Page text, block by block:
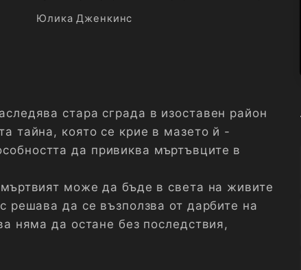
Юлика Дженкинс
стара сграда в изоставен район
тайна, която се крие в мазето й -
да привиква мъртъвците в
може да бъде в света на живите
решава да се възползва от дарбите на
няма да остане без последствия,